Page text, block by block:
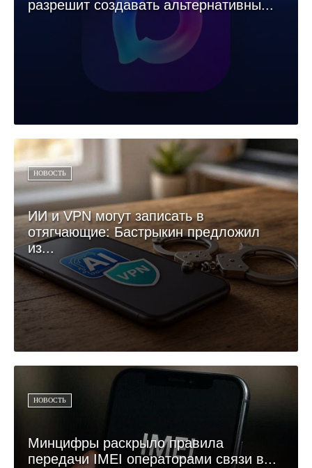
разрешит создавать альтернативны...
НОВОСТЬ
ИИ и VPN могут записать в
отягчающие: Бастрыкин предложил
из...
НОВОСТЬ
Минцифры раскрыло правила
передачи IMEI операторами связи в...